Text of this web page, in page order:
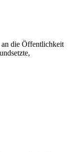
an die Öffentlichkeit